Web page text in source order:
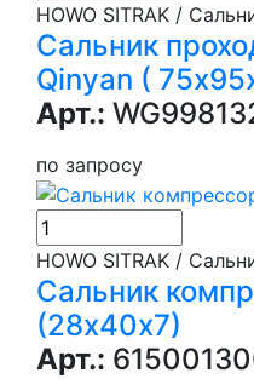
HOWO SITRAK /
Сальник
Qinyan (
Арт.:
по запросу
HOWO SITRAK /
Сальник
(28х40х7)
Арт.: